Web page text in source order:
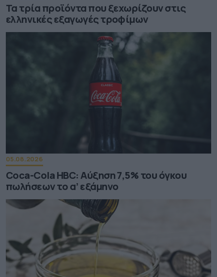
Τα τρία προϊόντα που ξεχωρίζουν στις
ελληνικές εξαγωγές τροφίμων
05.08.2026
Coca-Cola HBC: Aύξηση 7,5% του όγκου
πωλήσεων το α’ εξάμηνο